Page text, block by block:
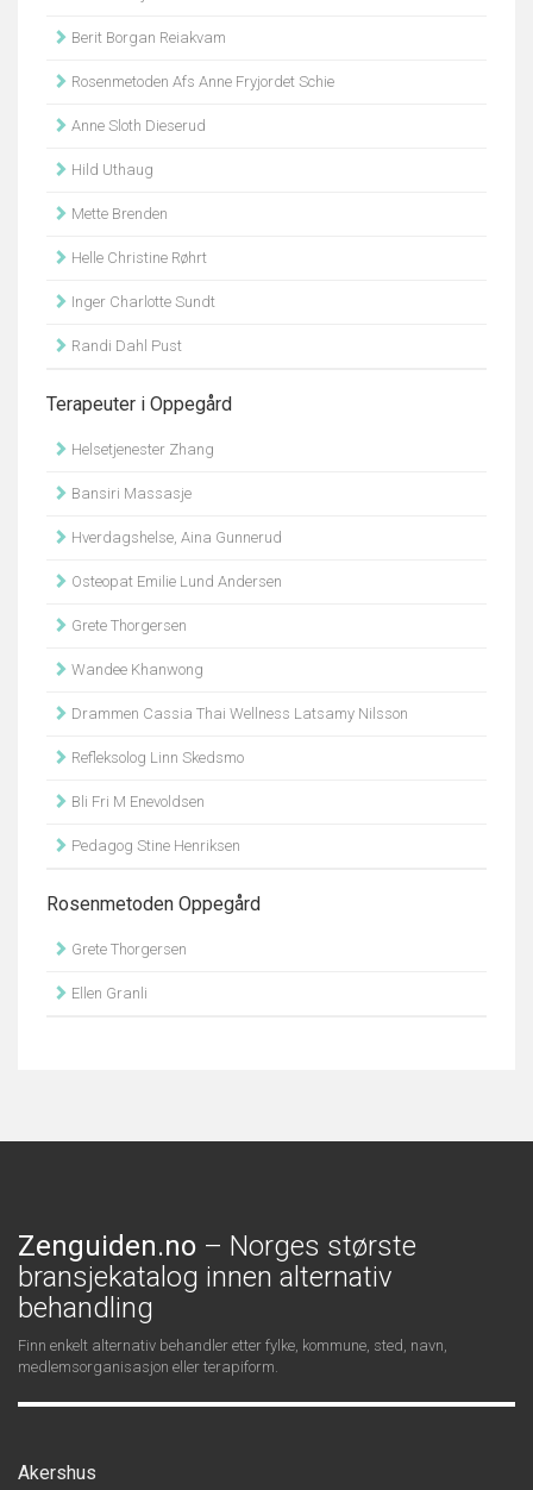
Berit Borgan Reiakvam
Rosenmetoden Afs Anne Fryjordet Schie
Anne Sloth Dieserud
Hild Uthaug
Mette Brenden
Helle Christine Røhrt
Inger Charlotte Sundt
Randi Dahl Pust
Terapeuter i Oppegård
Helsetjenester Zhang
Bansiri Massasje
Hverdagshelse, Aina Gunnerud
Osteopat Emilie Lund Andersen
Grete Thorgersen
Wandee Khanwong
Drammen Cassia Thai Wellness Latsamy Nilsson
Refleksolog Linn Skedsmo
Bli Fri M Enevoldsen
Pedagog Stine Henriksen
Rosenmetoden Oppegård
Grete Thorgersen
Ellen Granli
Zenguiden.no – Norges største
bransjekatalog innen alternativ
behandling
Finn enkelt alternativ behandler etter fylke, kommune, sted, navn,
medlemsorganisasjon eller terapiform.
Akershus